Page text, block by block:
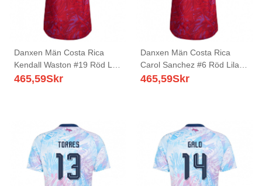
Danxen Män Costa Rica
Kendall Waston #19 Röd Lila
Marin Hemmatröja
465,59Skr
Danxen Män Costa Rica
Carol Sanchez #6 Röd Lila
Marin Hemmatröja
465,59Skr